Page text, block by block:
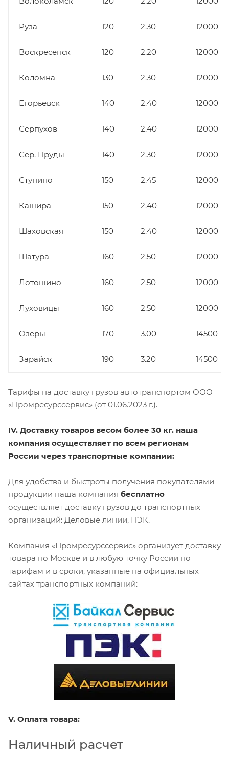
Руза 120 2.30 12000
Воскресенск 120 2.20 12000
Коломна 130 2.30 12000
Егорьевск 140 2.40 12000
Серпухов 140 2.40 12000
Сер. Пруды 140 2.30 12000
Ступино 150 2.45 12000
Кашира 150 2.40 12000
Шаховская 150 2.40 12000
Шатура 160 2.50 12000
Лотошино 160 2.50 12000
Луховицы 160 2.50 12000
Озёры 170 3.00 14500
Зарайск 190 3.20 14500
Тарифы на доставку грузов автотранспортом ООО
«Промресурссервис» (от 01.06.2023 г.).
IV. Доставку товаров весом более 30 кг. наша
компания осуществляет по всем регионам
России через транспортные компании:
Для удобства и быстроты получения покупателями
продукции наша компания бесплатно
осуществляет доставку грузов до транспортных
организаций: Деловые линии, ПЭК.
Компания «Промресурссервис» организует доставку
товара по Москве и в любую точку России по
тарифам и в сроки, указанные на официальных
сайтах транспортных компаний:
V. Оплата товара:
Наличный расчет